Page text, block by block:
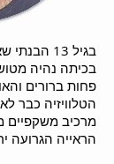
בגיל 13
בכיתה נהיה
פחות ברורים
הטלוויזיה כבר
מרכיב משקפיים
הראייה הגרועה